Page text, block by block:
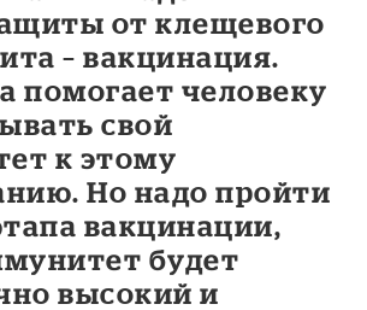
от клещевого
– вакцинация.
помогает человеку
свой
к этому
Но надо пройти
вакцинации,
будет
высокий и